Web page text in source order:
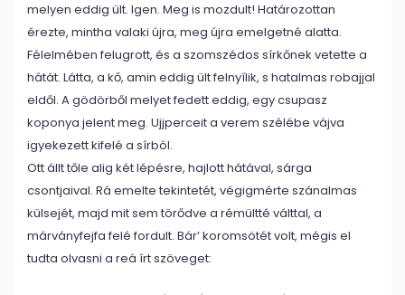
melyen eddig ült. Igen. Meg is mozdult! Határozottan
érezte, mintha valaki újra, meg újra emelgetné alatta.
Félelmében felugrott, és a szomszédos sírkőnek vetette a
hátát. Látta, a kő, amin eddig ült felnyílik, s hatalmas robajjal
eldől. A gödörből melyet fedett eddig, egy csupasz
koponya jelent meg. Ujjperceit a verem szélébe vájva
igyekezett kifelé a sírból.
Ott állt tőle alig két lépésre, hajlott hátával, sárga
csontjaival. Rá emelte tekintetét, végigmérte szánalmas
külsejét, majd mit sem törődve a rémültté válttal, a
márványfejfa felé fordult. Bár’ koromsötét volt, mégis el
tudta olvasni a reá írt szöveget: